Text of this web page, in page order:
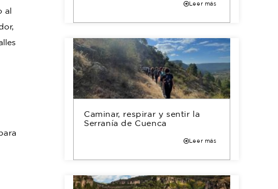
al
Leer más
Caminar, respirar y sentir la
Serranía de Cuenca
Leer más